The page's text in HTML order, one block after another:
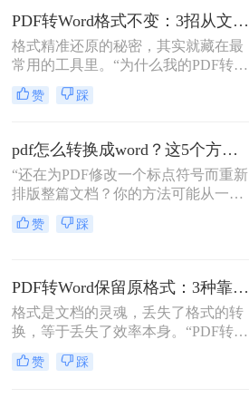
背后，是无数职场人和内容创作者面
对合同、报告、文献时，渴望高效提
取、编辑信息的真切需求。
PDF转Word格式不变：3招从文件选择到输出设置全流程！
格式精准还原的秘密，其实就藏在最
常用的工具里。“为什么我的PDF转成
Word后，格式全乱了？”——这是小
编在后台收到最多的问题之一。相信
疼：一份精心排版的报告、合同或方
案，转换后却面目全非，表格错位、
字体变异、版面混乱，不得不花费大
量时间重新调整。
赞 踩
pdf怎么转换成word？这5个方法亲测有效，职场人必备技能！
“还在为PDF修改一个标点符号而重新
排版整篇文档？你的方法可能从一开
始就错了。”作为一名深耕电脑办公
软件领域多年的测评博主，小编每天
赞 踩
PDF转Word保留原格式：3种靠谱方法的关键参数配置！
格式是文档的灵魂，丢失了格式的转
换，等于丢失了效率本身。“PDF转完
Word，排版全乱了，还不如自己重打
一遍！”这是小编在后台收到最多的
赞 踩